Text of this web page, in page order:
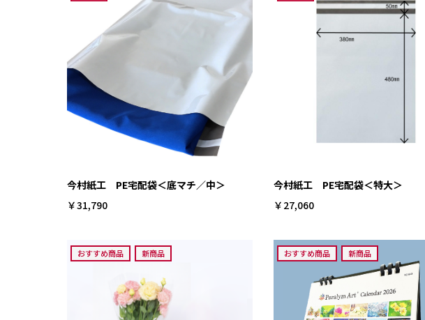
今村紙工 PE宅配袋＜底マチ／中＞
￥31,790
今村紙工 PE宅配袋＜特大＞
￥27,060
おすすめ商品 新商品 おすすめ商品 新商品